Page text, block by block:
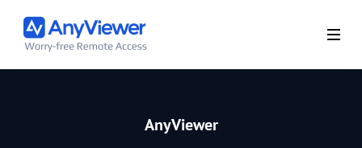
AnyViewer